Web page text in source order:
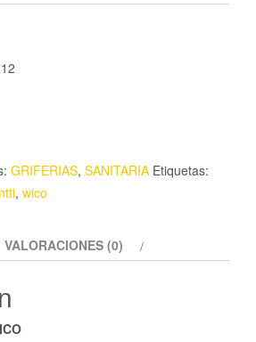
GRIFERIAS, SANITARIA Etiquetas:
, wico
VALORACIONES (0)